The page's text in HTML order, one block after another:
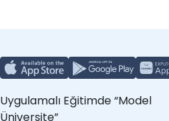
Uygulamalı Eğitimde “Model
Üniversite”